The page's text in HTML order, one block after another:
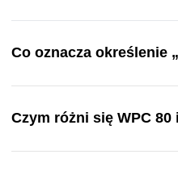
Co oznacza określenie
Czym różni się WPC 80